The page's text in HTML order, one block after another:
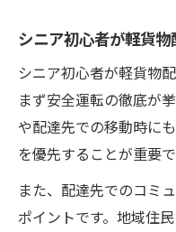
シニア初心者が軽貨
シニア初心者が軽貨物
まず安全運転の徹底が
や配達先での移動時に
を優先することが重要で
また、配達先でのコミ
ポイントです。地域住